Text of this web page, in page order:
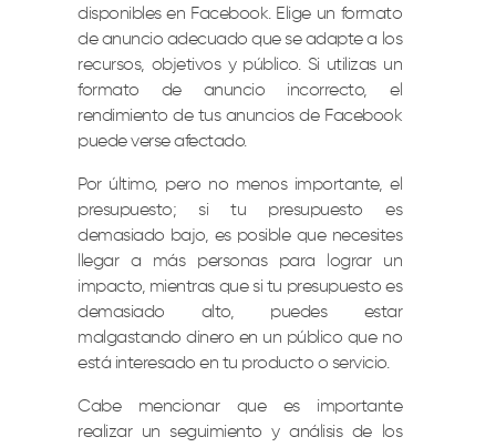
disponibles en Facebook. Elige un formato
de anuncio adecuado que se adapte a los
recursos, objetivos y público. Si utilizas un
formato de anuncio incorrecto, el
rendimiento de tus anuncios de Facebook
puede verse afectado.
Por último, pero no menos importante, el
presupuesto; si tu presupuesto es
demasiado bajo, es posible que necesites
llegar a más personas para lograr un
impacto, mientras que si tu presupuesto es
demasiado alto, puedes estar
malgastando dinero en un público que no
está interesado en tu producto o servicio.
Cabe mencionar que es importante
realizar un seguimiento y análisis de los